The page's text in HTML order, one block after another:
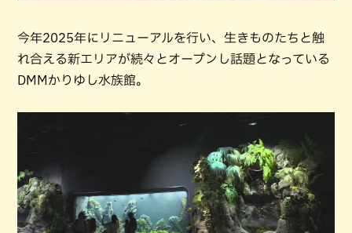
今年2025年にリニューアルを行い、生きものたちと触
れ合える新エリアが続々とオープンし話題となっている
DMMかりゆし水族館。